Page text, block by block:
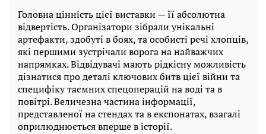
Головна цінність цієї виставки — її абсолютна
відвертість. Організатори зібрали унікальні
артефакти, здобуті в боях, та особисті речі хлопців,
які першими зустрічали ворога на найважчих
напрямках. Відвідувачі мають рідкісну можливість
дізнатися про деталі ключових битв цієї війни та
специфіку таємних спецоперацій на воді та в
повітрі. Величезна частина інформації,
представленої на стендах та в експонатах, взагалі
оприлюднюється вперше в історії.